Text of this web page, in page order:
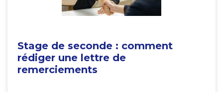
Stage de seconde : comment
rédiger une lettre de
remerciements